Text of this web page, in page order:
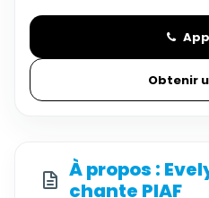
Obtenir
À propos :
chante PIAF